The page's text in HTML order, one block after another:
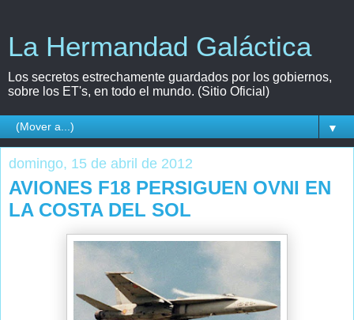
La Hermandad Galáctica
Los secretos estrechamente guardados por los gobiernos,
sobre los ET's, en todo el mundo. (Sitio Oficial)
▼
domingo, 15 de abril de 2012
AVIONES F18 PERSIGUEN OVNI EN
LA COSTA DEL SOL